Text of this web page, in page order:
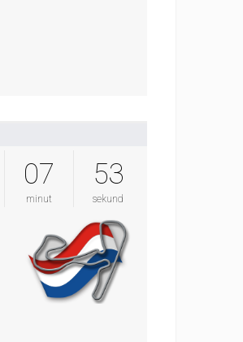
07
minut
52
sekund